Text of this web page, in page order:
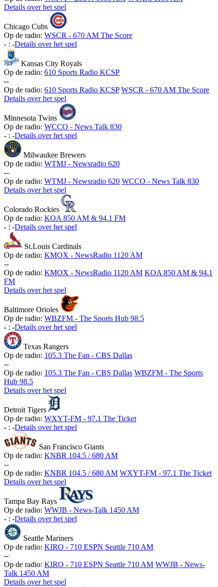
Details over het spel
Chicago Cubs
Op de radio: WSCR - 670 AM The Score
- : -Details over het spel
Kansas City Royals
Op de radio: 610 Sports Radio KCSP
--
Op de radio: 610 Sports Radio KCSP WSCR - 670 AM The Score
Details over het spel
Minnesota Twins
Op de radio: WCCO - News Talk 830
- : -Details over het spel
Milwaukee Brewers
Op de radio: WTMJ - Newsradio 620
--
Op de radio: WTMJ - Newsradio 620 WCCO - News Talk 830
Details over het spel
Colorado Rockies
Op de radio: KOA 850 AM & 94.1 FM
- : -Details over het spel
St.Louis Cardinals
Op de radio: KMOX - NewsRadio 1120 AM
--
Op de radio: KMOX - NewsRadio 1120 AM KOA 850 AM & 94.1
FM
Details over het spel
Baltimore Orioles
Op de radio: WBZFM - The Sports Hub 98.5
- : -Details over het spel
Texas Rangers
Op de radio: 105.3 The Fan - CBS Dallas
--
Op de radio: 105.3 The Fan - CBS Dallas WBZFM - The Sports
Hub 98.5
Details over het spel
Detroit Tigers
Op de radio: WXYT-FM - 97.1 The Ticket
- : -Details over het spel
San Francisco Giants
Op de radio: KNBR 104.5 / 680 AM
--
Op de radio: KNBR 104.5 / 680 AM WXYT-FM - 97.1 The Ticket
Details over het spel
Tampa Bay Rays
Op de radio: WWJB - News-Talk 1450 AM
- : -Details over het spel
Seattle Mariners
Op de radio: KIRO - 710 ESPN Seattle 710 AM
--
Op de radio: KIRO - 710 ESPN Seattle 710 AM WWJB - News-
Talk 1450 AM
Details over het spel